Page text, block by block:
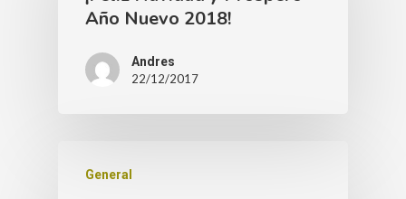
Año Nuevo 2018!
Andres
22/12/2017
General